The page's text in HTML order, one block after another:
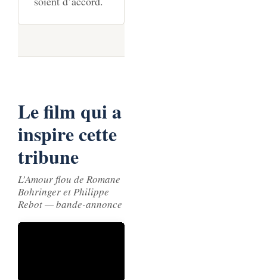
Le film qui a
inspire cette
tribune
L’Amour flou de Romane
Bohringer et Philippe
Rebot — bande-annonce